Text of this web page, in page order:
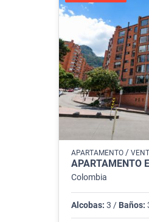
APARTAMENTO /
Colombia
Alcobas: 3 / Baños: